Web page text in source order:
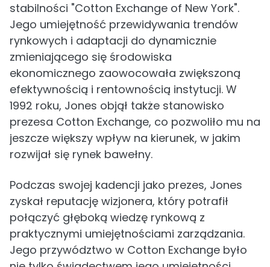
stabilności "Cotton Exchange of New York".
Jego umiejętność przewidywania trendów
rynkowych i adaptacji do dynamicznie
zmieniającego się środowiska
ekonomicznego zaowocowała zwiększoną
efektywnością i rentownością instytucji. W
1992 roku, Jones objął także stanowisko
prezesa Cotton Exchange, co pozwoliło mu na
jeszcze większy wpływ na kierunek, w jakim
rozwijał się rynek bawełny.
Podczas swojej kadencji jako prezes, Jones
zyskał reputację wizjonera, który potrafił
połączyć głęboką wiedzę rynkową z
praktycznymi umiejętnościami zarządzania.
Jego przywództwo w Cotton Exchange było